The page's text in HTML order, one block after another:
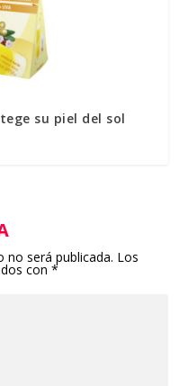
su piel del sol
no será publicada. Los
con*